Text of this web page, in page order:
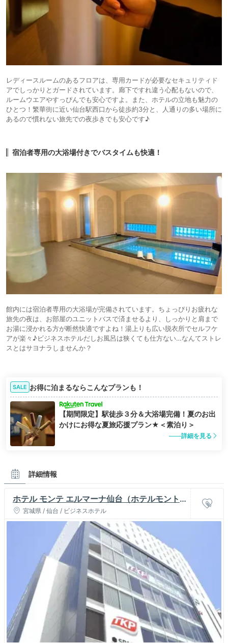
レディースルームのあるフロアは、専用カードが必要なセキュリティド
アでしっかりとガードされています。廊下ですれ違う心配もないので、
ルームウエアやすっぴんでも安心ですよ。また、ホテルの立地も魅力の
ひとつ！繁華街に近い仙台駅西口から徒歩約3分と、人通りの多い場所に
あるので慣れない旅先での夜歩きでも安心です♪
宿泊者専用の大浴場付きでバスタイムも快適！
館内には宿泊者専用の大浴場が完備されています。ちょっぴりお疲れな
旅先の夜は、お部屋のユニットバスで済ませるより、しっかりと肩まで
お湯に浸かれる方が断然快適ですよね！湯上りも広い脱衣所でセルフケ
アが楽々♪ビジネスホテルだしお風呂は狭くても仕方ない…なんてストレ
スとはサヨナラしませんか？
SALE お得に泊まるならこんなプランも！
【期間限定】駅徒歩３分＆大浴場完備！夏のお出
かけにお得な夏旅応援プラン★＜素泊り＞
詳細を見る
詳細情報
ホテル モンテ エルマーナ仙台（ホテルモント
レグループ）
宮城県 / 仙台 / ビジネスホテル